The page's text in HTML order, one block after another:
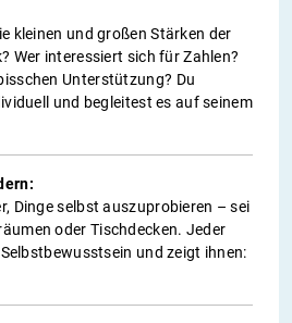
kleinen und großen Stärken der
Wer interessiert sich für Zahlen?
Unterstützung? Du
und begleitest es auf seinem
Dinge selbst auszuprobieren – sei
oder Tischdecken. Jeder
und zeigt ihnen: